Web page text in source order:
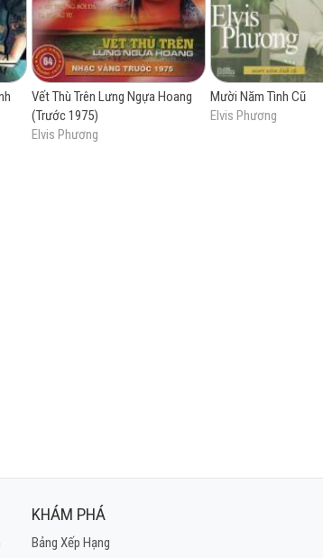
Vết Thù Trên Lưng Ngựa Hoang
(Trước 1975)
Elvis Phương
Mười Năm Tình Cũ
Elvis Phương
KHÁM PHÁ
Bảng Xếp Hạng